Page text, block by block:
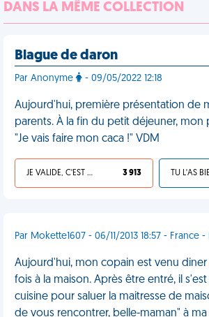
DANS LA MÊME COLLECTION
Blague de daron
Par Anonyme - 09/05/2022 12:18
Aujourd'hui, première présentation de
parents. À la fin du petit déjeuner, mon
"Je vais faire mon caca !" VDM
JE VALIDE, C'EST UNE VDM 3 913
Par Mokette1607 - 06/11/2013 18:57 - France -
Aujourd'hui, mon copain est venu
fois à la maison. Après être entré, il
cuisine pour saluer la maitresse de
de vous rencontrer, belle-maman" à